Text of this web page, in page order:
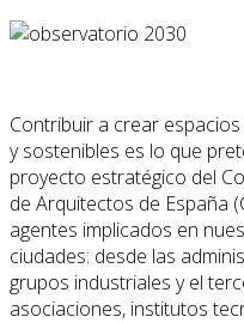
Contribuir a crear
y sostenibles es lo que
proyecto estratégico del
de Arquitectos de España
agentes implicados en
ciudades: desde las
grupos industriales y el
asociaciones, institutos